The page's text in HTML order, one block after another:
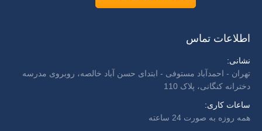
اطلاعات تماس
نشانی:
تهران - احمدآباد مستوفی - ابتدای حسن آباد خالصه، روبروی مدرسه
دخترانه کنگانی، پلاک 110
ساعات کاری:
همه روزه به صورت 24 ساعته